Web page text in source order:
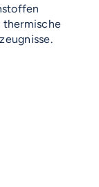
thermische